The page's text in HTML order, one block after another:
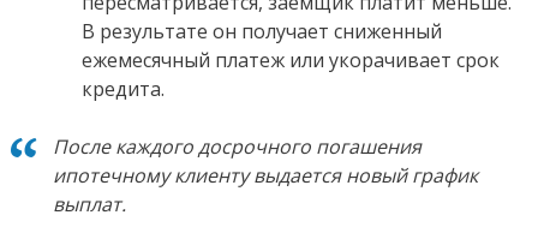
В результате он получает сниженный
ежемесячный платеж или укорачивает срок
кредита.
После каждого досрочного погашения
ипотечному клиенту выдается новый график
выплат.